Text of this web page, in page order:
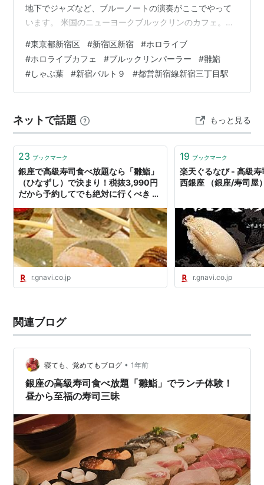
地下でジャズなど、ブルーノートの演奏がここでやって
います。 米国のニューヨークブルックリンのカフェ。客
方々が多かったです。 同じカフェはカフェでもこちらは
８階。これが、ホロライブっていうやつです。 Ｖチュー
バ―が異世界にいってみたら？という感じなのか、マン
ガにもなっているみたいです。こちらの客層は、駿河屋
ルックリンパーラーにいてもいいような風貌の…
#東京都新宿区 #新宿区新宿 #ホロライブ
#ホロライブカフェ #ブルックリンパーラー #雛鮨
#しゃぶ葉 #新宿バルト９ #都営新宿線新宿三丁目駅
ネットで話題 もっと見る
23 ブックマーク
銀座で高級寿司食べ放題なら「雛鮨」
（ひなずし）で決まり！税抜3,990円
だから予約してでも絶対に行くべき -
r.gnavi.co.jp
19 ブックマーク
楽天ぐるなび - 高級
西銀座 （銀座/寿司屋
r.gnavi.co.jp
関連ブログ
寝ても、覚めてもブログ • 1年前
銀座の高級寿司食べ放題「雛鮨」でランチ体験！
昼から至福の寿司三昧